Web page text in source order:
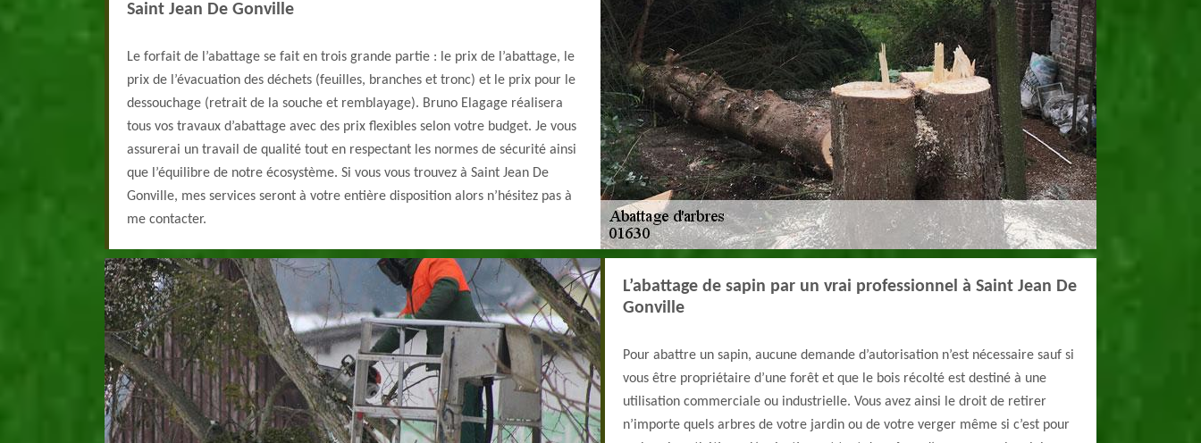
Saint Jean De Gonville
Le forfait de l’abattage se fait en trois grande partie : le prix de l’abattage, le
prix de l’évacuation des déchets (feuilles, branches et tronc) et le prix pour le
dessouchage (retrait de la souche et remblayage). Bruno Elagage réalisera
tous vos travaux d’abattage avec des prix flexibles selon votre budget. Je vous
assurerai un travail de qualité tout en respectant les normes de sécurité ainsi
que l’équilibre de notre écosystème. Si vous vous trouvez à Saint Jean De
Gonville, mes services seront à votre entière disposition alors n’hésitez pas à
me contacter.
L’abattage de sapin par un vrai professionnel à Saint Jean De
Gonville
Pour abattre un sapin, aucune demande d’autorisation n’est nécessaire sauf si
vous être propriétaire d’une forêt et que le bois récolté est destiné à une
utilisation commerciale ou industrielle. Vous avez ainsi le droit de retirer
n’importe quels arbres de votre jardin ou de votre verger même si c’est pour